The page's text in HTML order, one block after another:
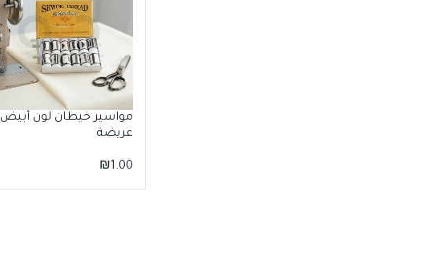
مواسير خيطان لون أبيض
عريضة
₪1.00